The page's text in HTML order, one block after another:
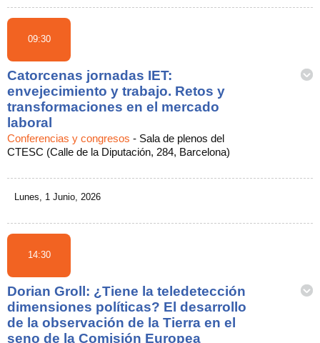
09:30
Catorcenas jornadas IET:
envejecimiento y trabajo. Retos y
transformaciones en el mercado
laboral
Conferencias y congresos - Sala de plenos del
CTESC (Calle de la Diputación, 284, Barcelona)
Lunes, 1 Junio, 2026
14:30
Dorian Groll: ¿Tiene la teledetección
dimensiones políticas? El desarrollo
de la observación de la Tierra en el
seno de la Comisión Europea